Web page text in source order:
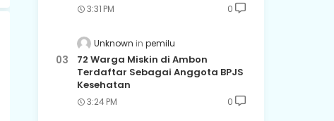
3:31 PM 0
Unknown pemilu
72 Warga Miskin di Ambon
Terdaftar Sebagai Anggota BPJS
Kesehatan
3:24 PM 0